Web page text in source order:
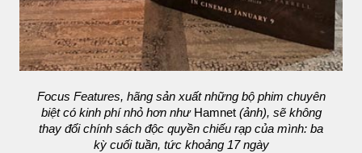
Focus Features, hãng sản xuất những bộ phim chuyên
biệt có kinh phí nhỏ hơn như Hamnet (ảnh), sẽ không
thay đổi chính sách độc quyền chiếu rạp của mình: ba
kỳ cuối tuần, tức khoảng 17 ngày